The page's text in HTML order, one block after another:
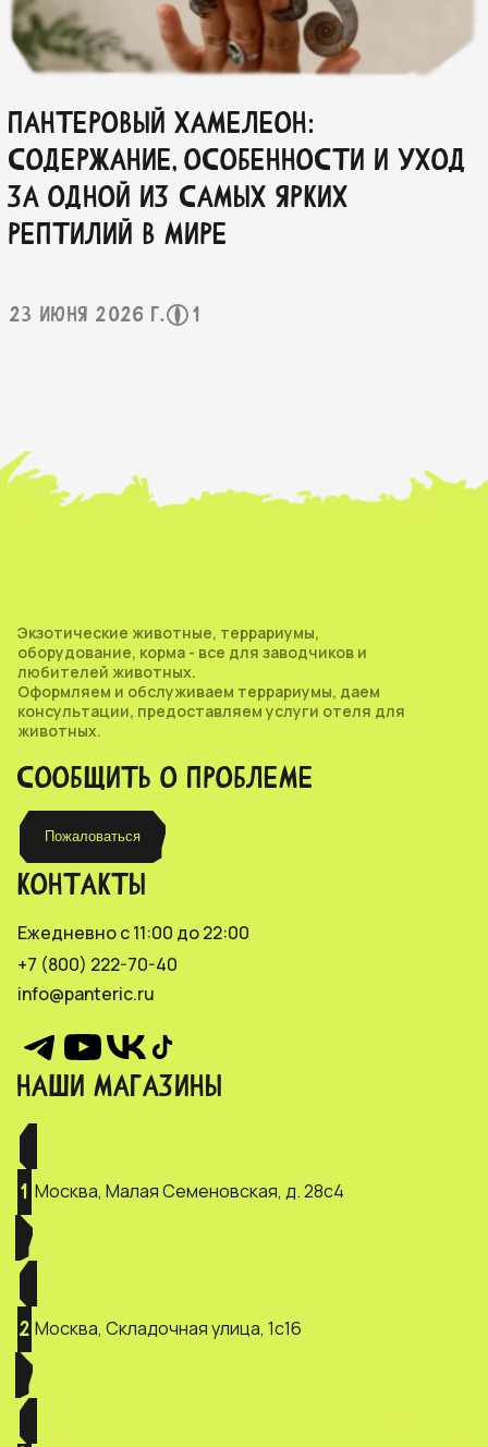
ПАНТЕРОВЫЙ ХАМЕЛЕОН:
СОДЕРЖАНИЕ, ОСОБЕННОСТИ И УХОД
ЗА ОДНОЙ ИЗ САМЫХ ЯРКИХ
РЕПТИЛИЙ В МИРЕ
23 июня 2026 г. 1
Экзотические животные, террариумы,
оборудование, корма - все для заводчиков и
любителей животных.
Оформляем и обслуживаем террариумы, даем
консультации, предоставляем услуги отеля для
животных.
СООБЩИТЬ О ПРОБЛЕМЕ
Пожаловаться
НАШИ МАГАЗИНЫ
1 Москва, Малая Семеновская, д. 28с4
2 Москва, Складочная улица, 1с16
КОНТАКТЫ
Ежедневно с 11:00 до 22:00
+7 (800) 222-70-40
info@panteric.ru